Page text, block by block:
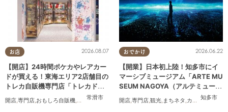
お店
常滑市
2026.08.07
【開店】24時間ポケカやレアカー
ドが買える！東海エリア2店舗目の
トレカ自販機専門店「トレカドリ
ーム」が常滑市に8/7(金)オープン
開店 専門店 おもしろ自販機 カップル,おひとりさま,友人, トレンド
おでかけ
知多市
2026.06.22
【開業】日本初上陸！知多市にイ
マーシブミュージアム「ARTE MU
SEUM NAGOYA（アルテミュージ
アムナゴヤ）」が2026年11月下旬
にオープン
開店 専門店 観光 まちネタ カップル ,友人